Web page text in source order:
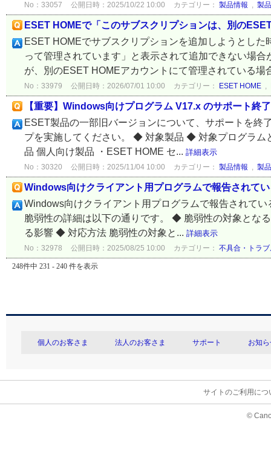
No：33057 公開日時：2025/10/22 10:00 カテゴリー： 製品情報 , 製
ESET HOMEで「このサブスクリプションは、別の
ESET HOMEでサブスクリプションを追加しようとし
って管理されています」と表示されて追加できない場
が、別のESET HOMEアカウントにて管理されている場
No：33979 公開日時：2026/07/01 10:00 カテゴリー： ESET HOME ,
【重要】Windows向けプログラム V17.x のサポート終
ESET製品の一部旧バージョンについて、サポートを終
プを実施してください。 ◆ 対象製品 ◆ 対象プログラ
品 個人向け製品 ・ESET HOME セ... 詳細表示
No：30320 公開日時：2025/11/04 10:00 カテゴリー： 製品情報 , 製
Windows向けクライアント用プログラムで報告されて
Windows向けクライアント用プログラムで報告されて
脆弱性の詳細は以下の通りです。 ◆ 脆弱性の対象と
る影響 ◆ 対応方法 脆弱性の対象と... 詳細表示
No：32978 公開日時：2025/08/25 10:00 カテゴリー： 不具合・トラ
248件中 231 - 240 件を表示
個人のお客さま 法人のお客さま サポート お知
サイトのご利用につ
©